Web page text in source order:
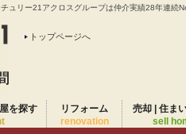
ュリー21アクロスグループは仲介実績28年連続
トップページへ
を探す
リフォーム
renovation
売却 | 住ま
sell